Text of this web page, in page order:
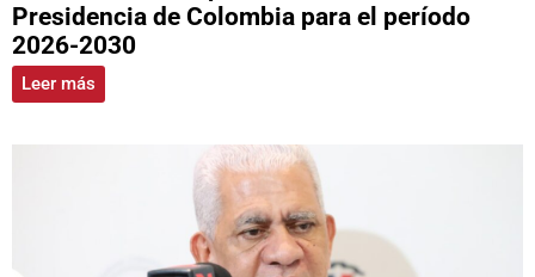
Presidencia de Colombia para el período
2026-2030
Leer más